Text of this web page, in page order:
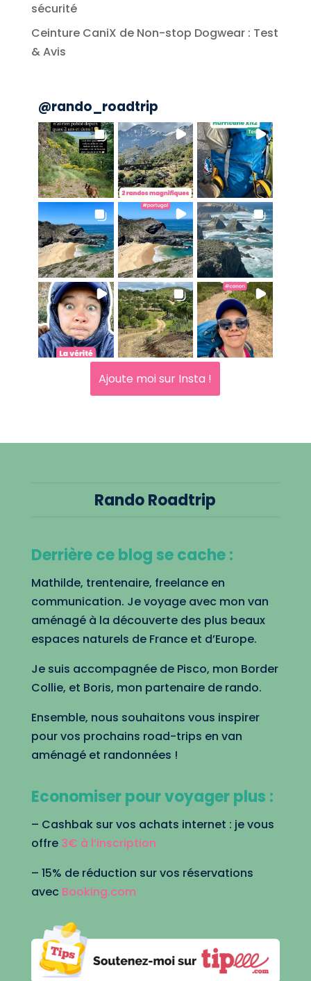
sécurité
Ceinture CaniX de Non-stop Dogwear : Test
& Avis
@rando_roadtrip
Ajoute moi sur Insta !
Rando Roadtrip
Derrière ce blog se cache :
Mathilde, trentenaire, freelance en
communication. Je voyage avec mon van
aménagé à la découverte des plus beaux
espaces naturels de France et d’Europe.
Je suis accompagnée de Pisco, mon Border
Collie, et Boris, mon partenaire de rando.
Ensemble, nous souhaitons vous inspirer
pour vos prochains road-trips en van
aménagé et randonnées !
Economiser pour voyager plus :
– Cashbak sur vos achats internet : je vous
offre 3€ à l’inscription
– 15% de réduction sur vos réservations
avec Booking.com